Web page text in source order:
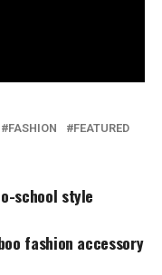
FASHION
FEATURED
school style
fashion accessory